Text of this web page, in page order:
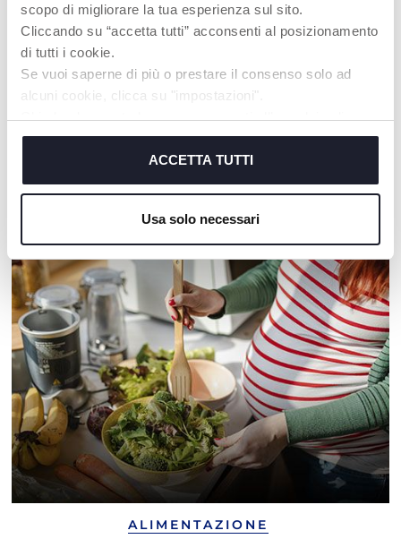
scopo di migliorare la tua esperienza sul sito.
Cliccando su “accetta tutti” acconsenti al posizionamento
di tutti i cookie.
Se vuoi saperne di più o prestare il consenso solo ad
alcuni cookie, clicca su "impostazioni".
Chiudendo questo banner acconsenti all’uso dei soli
cookie tecnici, indispensabili per fruire del servizio
ACCETTA TUTTI
Usa solo necessari
Reggiseno Allattamento in
cotone bianco Chicco
Reggiseno Allattamento in
cotone bianco Chicco
I NOSTRI CONSIGLI
ALIMENTAZIONE